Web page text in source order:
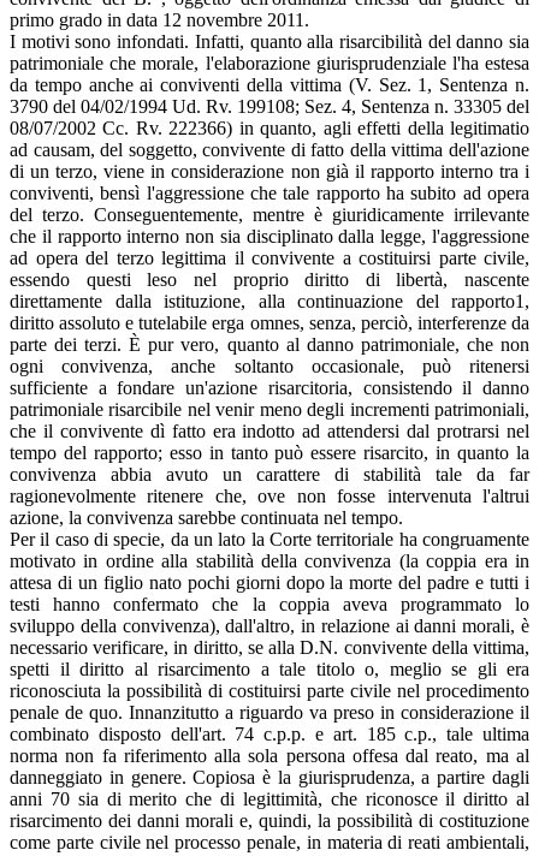
primo grado in data 12 novembre 2011.
I motivi sono infondati. Infatti, quanto alla risarcibilità del danno sia
patrimoniale che morale, l'elaborazione giurisprudenziale l'ha estesa
da tempo anche ai conviventi della vittima (V. Sez. 1, Sentenza n.
3790 del 04/02/1994 Ud. Rv. 199108; Sez. 4, Sentenza n. 33305 del
08/07/2002 Cc. Rv. 222366) in quanto, agli effetti della legitimatio
ad causam, del soggetto, convivente di fatto della vittima dell'azione
di un terzo, viene in considerazione non già il rapporto interno tra i
conviventi, bensì l'aggressione che tale rapporto ha subito ad opera
del terzo. Conseguentemente, mentre è giuridicamente irrilevante
che il rapporto interno non sia disciplinato dalla legge, l'aggressione
ad opera del terzo legittima il convivente a costituirsi parte civile,
essendo questi leso nel proprio diritto di libertà, nascente
direttamente dalla istituzione, alla continuazione del rapporto1,
diritto assoluto e tutelabile erga omnes, senza, perciò, interferenze da
parte dei terzi. È pur vero, quanto al danno patrimoniale, che non
ogni convivenza, anche soltanto occasionale, può ritenersi
sufficiente a fondare un'azione risarcitoria, consistendo il danno
patrimoniale risarcibile nel venir meno degli incrementi patrimoniali,
che il convivente dì fatto era indotto ad attendersi dal protrarsi nel
tempo del rapporto; esso in tanto può essere risarcito, in quanto la
convivenza abbia avuto un carattere di stabilità tale da far
ragionevolmente ritenere che, ove non fosse intervenuta l'altrui
azione, la convivenza sarebbe continuata nel tempo.
Per il caso di specie, da un lato la Corte territoriale ha congruamente
motivato in ordine alla stabilità della convivenza (la coppia era in
attesa di un figlio nato pochi giorni dopo la morte del padre e tutti i
testi hanno confermato che la coppia aveva programmato lo
sviluppo della convivenza), dall'altro, in relazione ai danni morali, è
necessario verificare, in diritto, se alla D.N. convivente della vittima,
spetti il diritto al risarcimento a tale titolo o, meglio se gli era
riconosciuta la possibilità di costituirsi parte civile nel procedimento
penale de quo. Innanzitutto a riguardo va preso in considerazione il
combinato disposto dell'art. 74 c.p.p. e art. 185 c.p., tale ultima
norma non fa riferimento alla sola persona offesa dal reato, ma al
danneggiato in genere. Copiosa è la giurisprudenza, a partire dagli
anni 70 sia di merito che di legittimità, che riconosce il diritto al
risarcimento dei danni morali e, quindi, la possibilità di costituzione
come parte civile nel processo penale, in materia di reati ambientali,